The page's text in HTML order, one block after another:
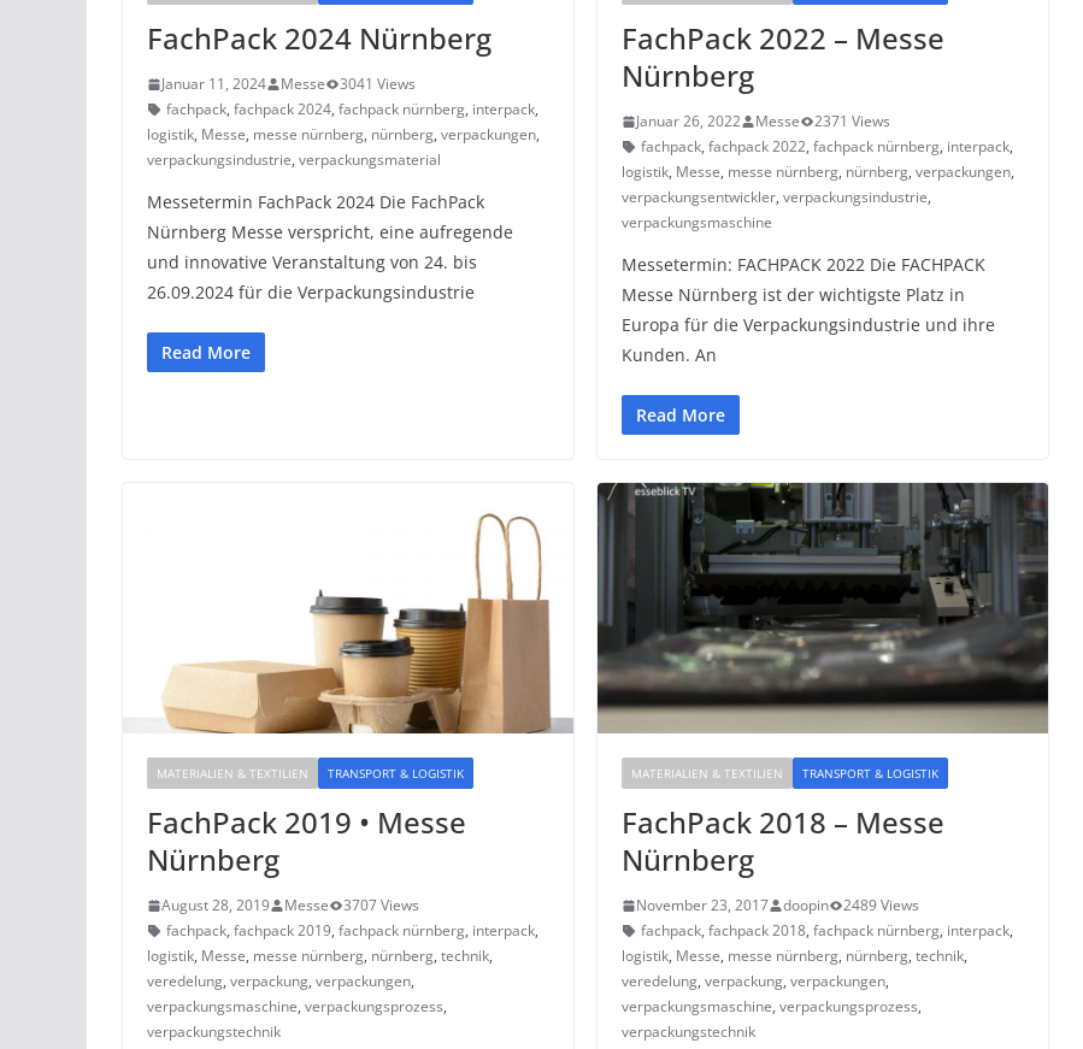
FachPack 2024 Nürnberg
Januar 11, 2024 Messe
3041 Views
fachpack, fachpack 2024, fachpack nürnberg, interpack,
logistik, Messe, messe nürnberg, nürnberg, verpackungen,
verpackungsindustrie, verpackungsmaterial
Messetermin FachPack 2024 Die FachPack
Nürnberg Messe verspricht, eine aufregende
und innovative Veranstaltung von 24. bis
26.09.2024 für die Verpackungsindustrie
Read More
FachPack 2022 – Messe
Nürnberg
Januar 26, 2022 Messe
2371 Views
fachpack, fachpack 2022, fachpack nürnberg, interpack,
logistik, Messe, messe nürnberg, nürnberg, verpackungen,
verpackungsentwickler, verpackungsindustrie,
verpackungsmaschine
Messetermin: FACHPACK 2022 Die FACHPACK
Messe Nürnberg ist der wichtigste Platz in
Europa für die Verpackungsindustrie und ihre
Kunden. An
Read More
MATERIALIEN & TEXTILIEN TRANSPORT & LOGISTIK
FachPack 2019 • Messe
Nürnberg
August 28, 2019 Messe
3707 Views
fachpack, fachpack 2019, fachpack nürnberg, interpack,
logistik, Messe, messe nürnberg, nürnberg, technik,
veredelung, verpackung, verpackungen,
verpackungsmaschine, verpackungsprozess,
verpackungstechnik
MATERIALIEN & TEXTILIEN TRANSPORT & LOGISTIK
FachPack 2018 – Messe
Nürnberg
November 23, 2017 doopin
2489 Views
fachpack, fachpack 2018, fachpack nürnberg, interpack,
logistik, Messe, messe nürnberg, nürnberg, technik,
veredelung, verpackung, verpackungen,
verpackungsmaschine, verpackungsprozess,
verpackungstechnik